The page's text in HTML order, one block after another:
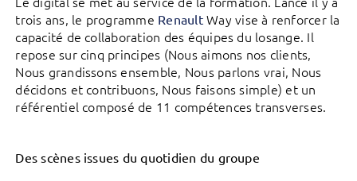
trois ans, le programme RenaultWay vise à renforcer la
capacité de collaboration des équipes du losange. Il
repose sur cinq principes (Nous aimons nos clients,
Nous grandissons ensemble, Nous parlons vrai, Nous
décidons et contribuons, Nous faisons simple) et un
référentiel composé de 11 compétences transverses.
Des scènes issues du quotidien du groupe